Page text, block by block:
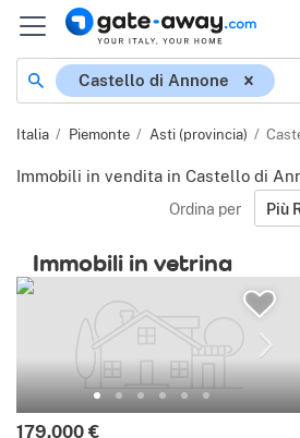
Località
Castello di Annone
Italia Piemonte Asti (provincia)
Immobili in vendita in Castello di
Ordina per Più
Immobili in vetrina
Prezzo:
179.000 €